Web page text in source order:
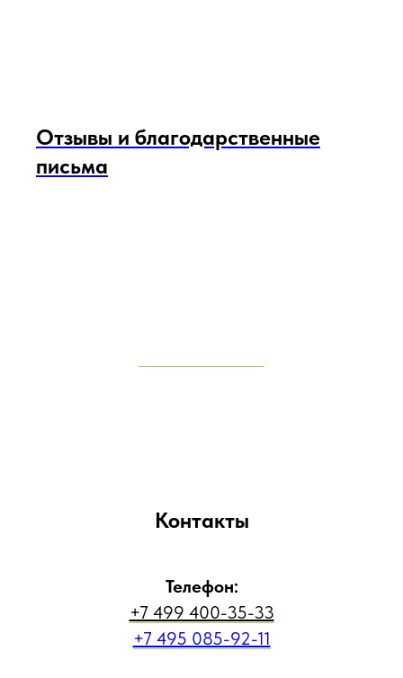
Отзывы и благодарственные
письма
Контакты
Телефон:
+7 499 400-35-33
+7 495 085-92-11